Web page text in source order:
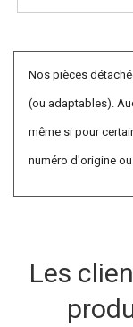
Nos pièces
(ou adaptables).
même si pour
numéro d'origine
Les